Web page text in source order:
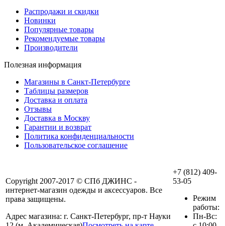
Распродажи и скидки
Новинки
Популярные товары
Рекомендуемые товары
Производители
Полезная информация
Магазины в Санкт-Петербурге
Таблицы размеров
Доставка и оплата
Отзывы
Доставка в Москву
Гарантии и возврат
Политика конфиденциальности
Пользовательское соглашение
Copyright 2007-2017 © СПб ДЖИНС -
интернет-магазин одежды и аксессуаров. Все
права защищены.
Адрес магазина: г. Санкт-Петербург, пр-т Науки
+7 (812) 409-
53-05
Режим
работы:
Пн-Вс: